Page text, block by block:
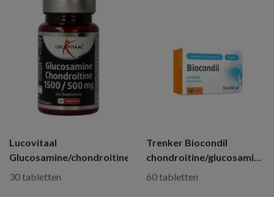
Lucovitaal
Glucosamine/chondroitine
30 tabletten
Trenker Biocondil
chondroitine/glucosamine
vitamine C
60 tabletten